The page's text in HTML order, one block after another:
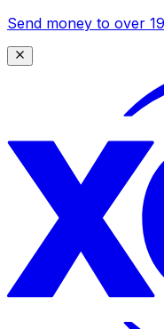
Send money to over